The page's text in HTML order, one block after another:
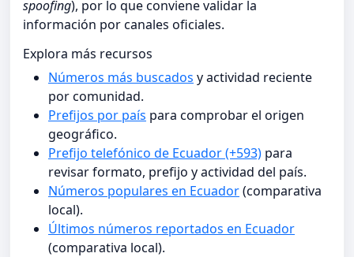
spoofing), por lo que conviene validar la
información por canales oficiales.
Explora más recursos
Números más buscados y actividad reciente
por comunidad.
Prefijos por país para comprobar el origen
geográfico.
Prefijo telefónico de Ecuador (+593) para
revisar formato, prefijo y actividad del país.
Números populares en Ecuador(comparativa
local).
Últimos números reportados en Ecuador
(comparativa local).